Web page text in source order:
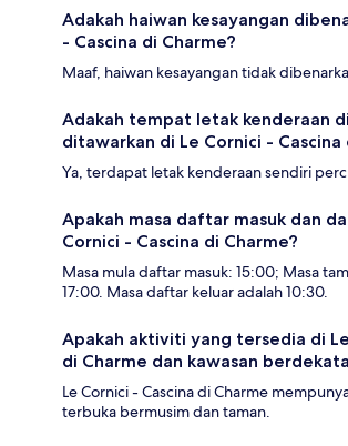
Adakah haiwan kesayangan
- Cascina di Charme?
Maaf, haiwan kesayangan tidak
Adakah tempat letak kenderaan
ditawarkan di Le Cornici - Cascina
Ya, terdapat letak kenderaan sendiri
Apakah masa daftar masuk dan
Cornici - Cascina di Charme?
Masa mula daftar masuk: 15:00; Masa
17:00. Masa daftar keluar adalah 10:30.
Apakah aktiviti yang tersedia di
di Charme dan kawasan
Le Cornici - Cascina di Charme
terbuka bermusim dan taman.